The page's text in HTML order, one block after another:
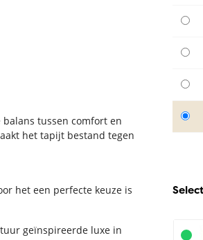
tussen comfort en
het tapijt bestand tegen
het een perfecte keuze is
geïnspireerde luxe in